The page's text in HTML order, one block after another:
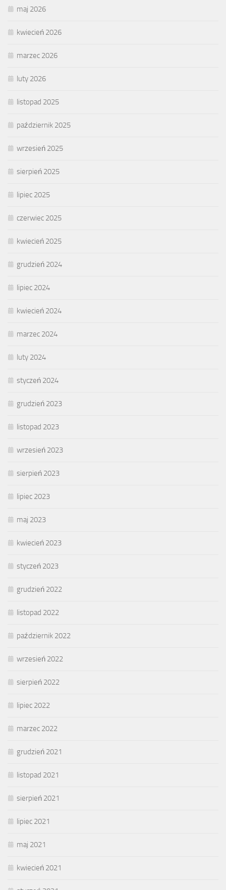
maj 2026
kwiecień 2026
marzec 2026
luty 2026
listopad 2025
październik 2025
wrzesień 2025
sierpień 2025
lipiec 2025
czerwiec 2025
kwiecień 2025
grudzień 2024
lipiec 2024
kwiecień 2024
marzec 2024
luty 2024
styczeń 2024
grudzień 2023
listopad 2023
wrzesień 2023
sierpień 2023
lipiec 2023
maj 2023
kwiecień 2023
styczeń 2023
grudzień 2022
listopad 2022
październik 2022
wrzesień 2022
sierpień 2022
lipiec 2022
marzec 2022
grudzień 2021
listopad 2021
sierpień 2021
lipiec 2021
maj 2021
kwiecień 2021